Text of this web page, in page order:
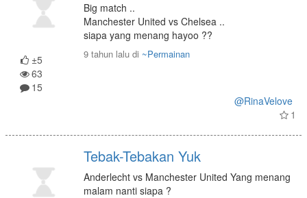
±5
63
15
Big match ..
Manchester United vs Chelsea ..
siapa yang menang hayoo ??
9 tahun lalu di ~Permainan
@RinaVelove
1
Tebak-Tebakan Yuk
Anderlecht vs Manchester United Yang menang
malam nanti siapa ?